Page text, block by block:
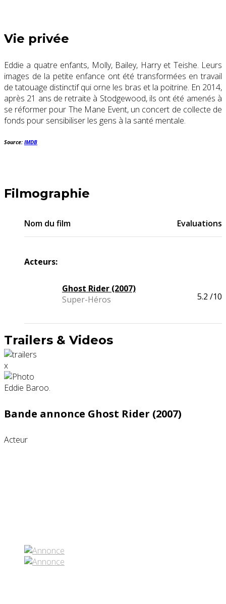
Vie privée
Eddie a quatre enfants, Molly, Bailey, Harry et Teishe. Leurs
images de la petite enfance ont été transformées en travail
de tatouage distinctif qui orne les bras et la poitrine. En 2014,
après 21 ans de retraite à Stodgewood, ils ont été amenés à
se réformer pour The Mane Event, un concert de collecte de
fonds pour sensibiliser les gens à la santé mentale.
Source: IMDB
Filmographie
Nom du film Evaluations
Acteurs:
Ghost Rider (2007)
Super-Héros
5.2 /10
Trailers & Videos
x
Bande annonce Ghost Rider (2007)
Acteur